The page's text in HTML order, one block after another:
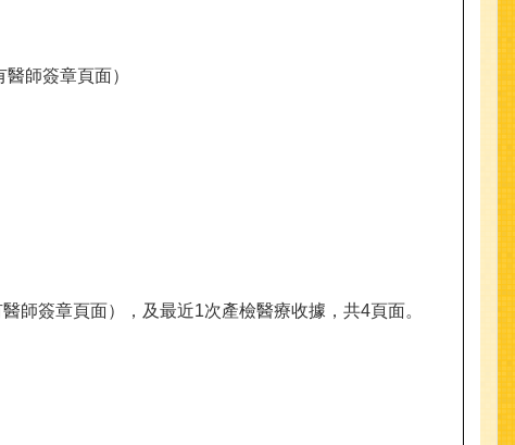
師簽章頁面）
師簽章頁面），及最近1次產檢醫療收據，共4頁面。